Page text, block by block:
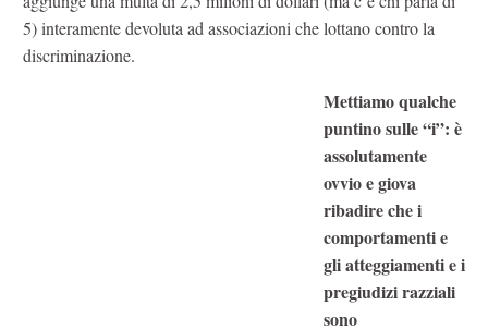
5) interamente devoluta ad associazioni che lottano contro la
discriminazione.
Mettiamo qualche
puntino sulle “i”: è
assolutamente
ovvio e giova
ribadire che i
comportamenti e
gli atteggiamenti e i
pregiudizi razziali
sono